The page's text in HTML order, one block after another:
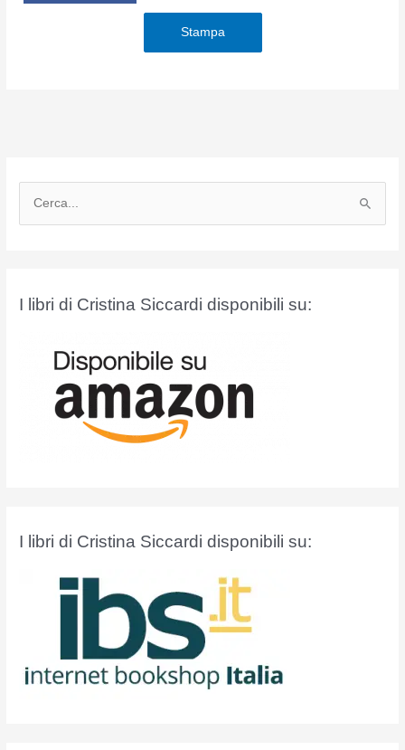
Stampa
I libri di Cristina Siccardi disponibili su:
I libri di Cristina Siccardi disponibili su: